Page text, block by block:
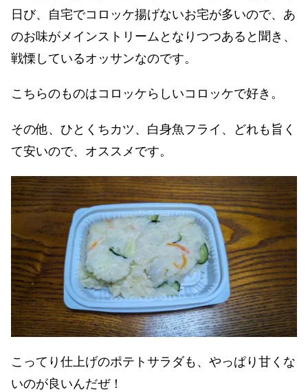
日び、自宅でコロッケ揚げないお宅が多いので、あ
のお味がメインストリームとなりつつあると聞き、
戦慄しているオッサンなのです。
こちらのものはコロッケらしいコロッケで好き。
その他、ひとくちカツ、白身魚フライ、どれも旨く
て安いので、オススメです。
こってり仕上げのポテトサラダも、やっぱり甘くな
いのが良いんだぜ！